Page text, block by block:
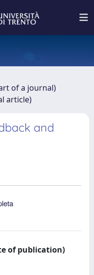
of a journal)
article)
and
of publication)